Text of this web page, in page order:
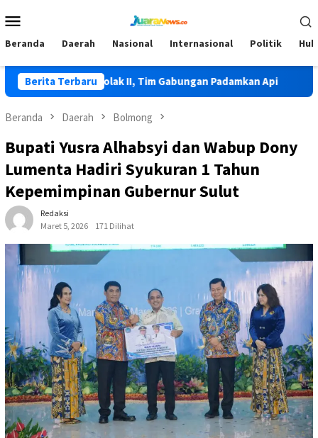
ke
Mobile
Beranda Daerah Nasional Internasional Politik
Berita Terbaru
di Lolak II, Tim Gabungan Padamkan Api HKG PKK
Beranda Daerah Bolmong
Bupati Yusra Alhabsyi dan Wabup Dony
Lumenta Hadiri Syukuran 1 Tahun
Kepemimpinan Gubernur Sulut
Redaksi
Maret 5, 2026
171 Dilihat